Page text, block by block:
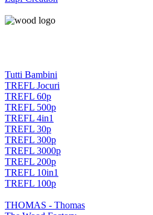
Tutti Bambini
TREFL Jocuri
TREFL 60p
TREFL 500p
TREFL 4in1
TREFL 30p
TREFL 300p
TREFL 3000p
TREFL 200p
TREFL 10in1
TREFL 100p
THOMAS - Thomas